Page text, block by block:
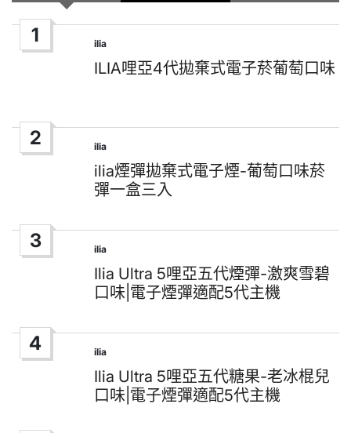
1
Posted
in
ilia
ILIA哩亞4代拋棄式電子菸葡萄口味
2
Posted
in
ilia
ilia煙彈拋棄式電子煙-葡萄口味菸
彈一盒三入
3
Posted
in
ilia
Ilia Ultra 5哩亞五代煙彈-激爽雪碧
口味|電子煙彈適配5代主機
4
Posted
in
ilia
Ilia Ultra 5哩亞五代糖果-老冰棍兒
口味|電子煙彈適配5代主機